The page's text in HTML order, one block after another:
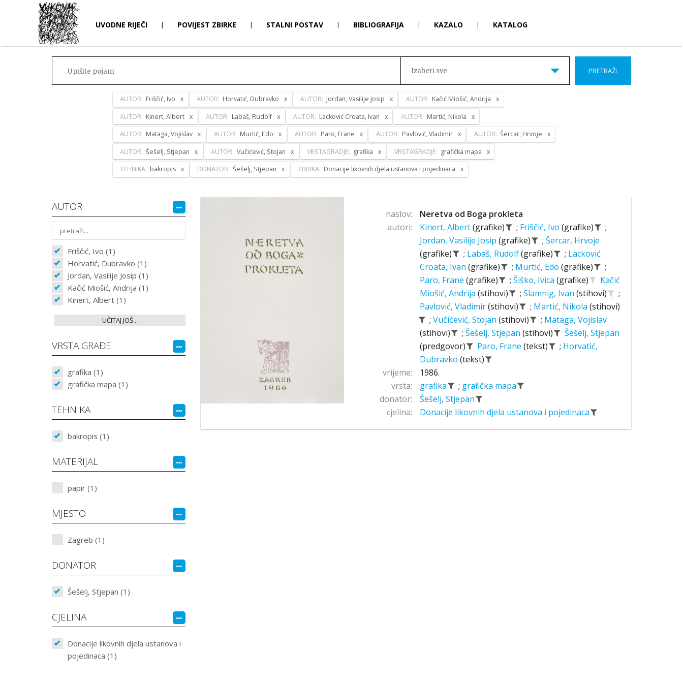
UVODNE RIJEČI | POVIJEST ZBIRKE | STALNI POSTAV | BIBLIOGRAFIJA | KAZALO | KATALOG
Izaberi sve PRETRAŽI
AUTOR: Friščić, Ivo AUTOR: Horvatić, Dubravko AUTOR: Jordan, Vasilije Josip AUTOR: Kačić Miošić, Andrija
AUTOR: Kinert, Albert AUTOR: Labaš, Rudolf AUTOR: Lacković Croata, Ivan AUTOR: Martić, Nikola
AUTOR: Mataga, Vojislav AUTOR: Murtić, Edo AUTOR: Paro, Frane AUTOR: Pavlović, Vladimir AUTOR: Šercar, Hrvoje
AUTOR: Šešelj, Stjepan AUTOR: Vučićević, Stojan VRSTAGRADJE: grafika VRSTAGRADJE: grafička mapa
TEHNIKA: bakropis DONATOR: Šešelj, Stjepan ZBIRKA: Donacije likovnih djela ustanova i pojedinaca
AUTOR
Friščić, Ivo (1)
Horvatić, Dubravko (1)
Jordan, Vasilije Josip (1)
Kačić Miošić, Andrija (1)
Kinert, Albert (1)
UČITAJ JOŠ...
VRSTA GRAĐE
grafika (1)
grafička mapa (1)
TEHNIKA
bakropis (1)
MATERIJAL
papir (1)
MJESTO
Zagreb (1)
DONATOR
Šešelj, Stjepan (1)
CJELINA
Donacije likovnih djela ustanova i
pojedinaca (1)
naslov:
Neretva od Boga prokleta
autori:
Kinert, Albert(grafike) ; Friščić, Ivo (grafike)
;
Jordan, Vasilije Josip (grafike) ; Šercar, Hrvoje
(grafike)
; Labaš, Rudolf(grafike) ; Lacković
Croata, Ivan (grafike) ; Murtić, Edo (grafike)
;
Paro, Frane (grafike) ; Šiško, Ivica (grafike)
Kačić
Miošić, Andrija (stihovi) ; Slamnig, Ivan (stihovi)
;
Pavlović, Vladimir(stihovi) ; Martić, Nikola (stihovi)
; Vučićević, Stojan (stihovi) ; Mataga, Vojislav
(stihovi)
; Šešelj, Stjepan (stihovi)
Šešelj, Stjepan
(predgovor)
Paro, Frane (tekst) ; Horvatić,
Dubravko (tekst)
vrijeme:
1986.
vrsta:
grafika ; grafička mapa
donator:
Šešelj, Stjepan
cjelina:
Donacije likovnih djela ustanova i pojedinaca